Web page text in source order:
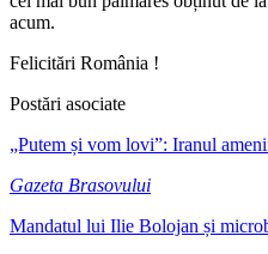
acum.
Felicitări România !
Postări asociate
„Putem și vom lovi”: Iranul
Gazeta Brasovului
Mandatul lui Ilie Bolojan și